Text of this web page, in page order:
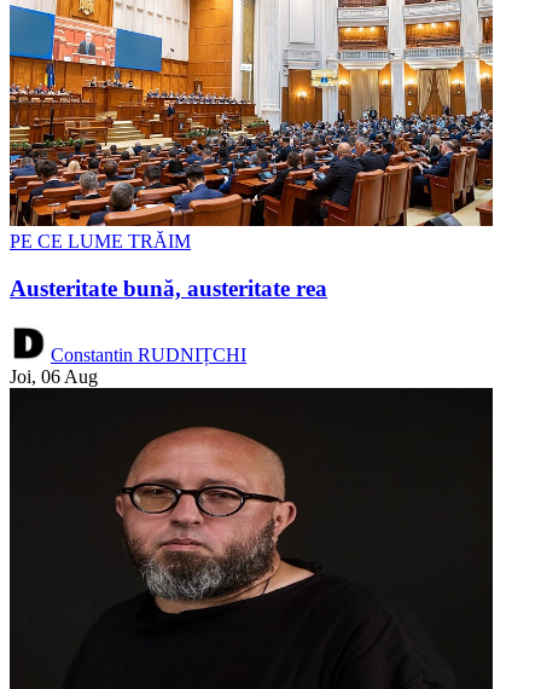
PE CE LUME TRĂIM
Austeritate bună, austeritate rea
Constantin RUDNIȚCHI
Joi, 06 Aug